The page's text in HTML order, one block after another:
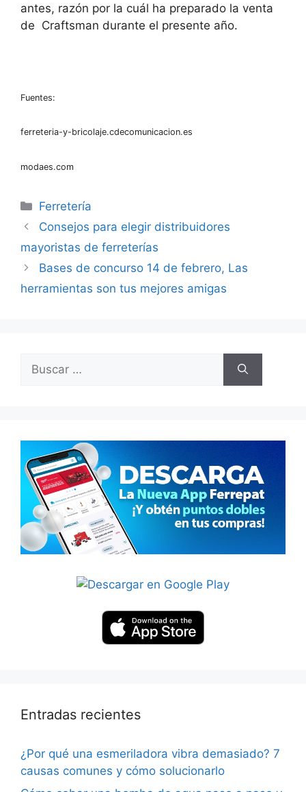
antes, razón por la cuál ha preparado la venta
de Craftsman durante el presente año.
Fuentes:
ferreteria-y-bricolaje.cdecomunicacion.es
modaes.com
Categorías
Ferretería
Consejos para elegir distribuidores
mayoristas de ferreterías
Bases de concurso 14 de febrero, Las
herramientas son tus mejores amigas
Entradas recientes
¿Por qué una esmeriladora vibra demasiado? 7
causas comunes y cómo solucionarlo